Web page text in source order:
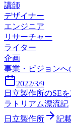
講師
デザイナー
エンジニア
リサーチャー
ライター
企画
事業・ビジョンへ
2022/3/9
日立製作所のSE
ラトリアム漂流記
日立製作所
記